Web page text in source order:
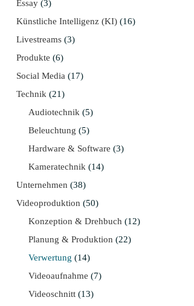
Essay (3)
Künstliche Intelligenz (KI) (16)
Livestreams (3)
Produkte (6)
Social Media (17)
Technik (21)
Audiotechnik (5)
Beleuchtung (5)
Hardware & Software (3)
Kameratechnik (14)
Unternehmen (38)
Videoproduktion (50)
Konzeption & Drehbuch (12)
Planung & Produktion (22)
Verwertung (14)
Videoaufnahme (7)
Videoschnitt (13)